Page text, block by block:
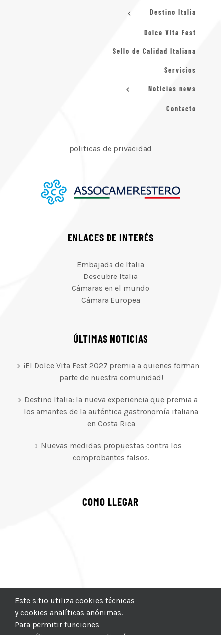
Destino Italia
Dolce VIta Fest
Sello de Calidad Italiana
Servicios
Noticias news
Contacto
politicas de privacidad
ENLACES DE INTERÉS
Embajada de Italia
Descubre Italia
Cámaras en el mundo
Cámara Europea
ÚLTIMAS NOTICIAS
¡El Dolce Vita Fest 2027 premia a quienes forman
parte de nuestra comunidad!
Destino Italia: la nueva experiencia que premia a
los amantes de la auténtica gastronomía italiana
en Costa Rica
Nuevas medidas propuestas contra los
comprobantes falsos.
COMO LLEGAR
Este sitio utiliza cookies técnicas
y cookies analíticas anónimas.
Para permitir funciones